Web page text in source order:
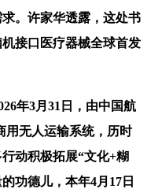
。许家华透露，这处书
接口医疗器械全球首发
年3月31日，由中国航
用无人运输系统，历时
动积极拓展“文化+糊
功德儿，本年4月17日